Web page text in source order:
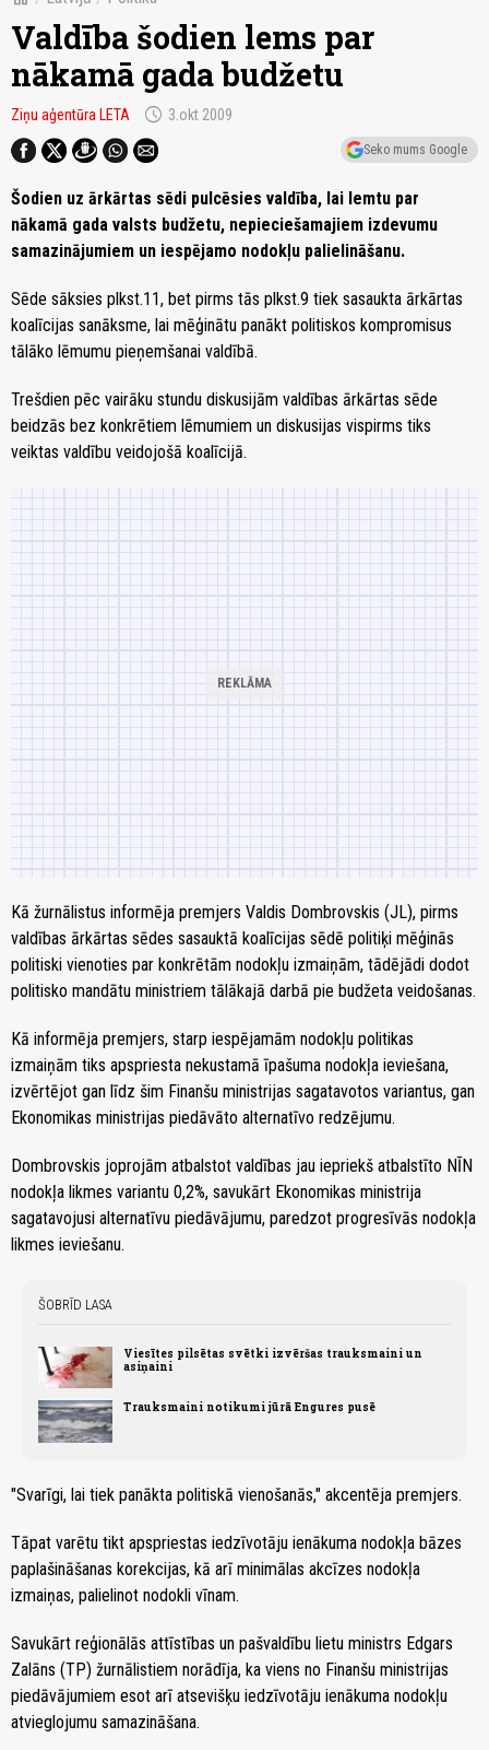
Valdība šodien lems par
nākamā gada budžetu
Ziņu aģentūra LETA schedule 3.okt 2009
Seko mums Google
Šodien uz ārkārtas sēdi pulcēsies valdība, lai lemtu par
nākamā gada valsts budžetu, nepieciešamajiem izdevumu
samazinājumiem un iespējamo nodokļu palielināšanu.
Sēde sāksies plkst.11, bet pirms tās plkst.9 tiek sasaukta ārkārtas
koalīcijas sanāksme, lai mēģinātu panākt politiskos kompromisus
tālāko lēmumu pieņemšanai valdībā.
Trešdien pēc vairāku stundu diskusijām valdības ārkārtas sēde
beidzās bez konkrētiem lēmumiem un diskusijas vispirms tiks
veiktas valdību veidojošā koalīcijā.
Kā žurnālistus informēja premjers Valdis Dombrovskis (JL), pirms
valdības ārkārtas sēdes sasauktā koalīcijas sēdē politiķi mēģinās
politiski vienoties par konkrētām nodokļu izmaiņām, tādējādi dodot
politisko mandātu ministriem tālākajā darbā pie budžeta veidošanas.
Kā informēja premjers, starp iespējamām nodokļu politikas
izmaiņām tiks apspriesta nekustamā īpašuma nodokļa ieviešana,
izvērtējot gan līdz šim Finanšu ministrijas sagatavotos variantus, gan
Ekonomikas ministrijas piedāvāto alternatīvo redzējumu.
Dombrovskis joprojām atbalstot valdības jau iepriekš atbalstīto NĪN
nodokļa likmes variantu 0,2%, savukārt Ekonomikas ministrija
sagatavojusi alternatīvu piedāvājumu, paredzot progresīvās nodokļa
likmes ieviešanu.
ŠOBRĪD LASA
Viesītes pilsētas svētki izvēršas trauksmaini un
asiņaini
Trauksmaini notikumi jūrā Engures pusē
"Svarīgi, lai tiek panākta politiskā vienošanās," akcentēja premjers.
Tāpat varētu tikt apspriestas iedzīvotāju ienākuma nodokļa bāzes
paplašināšanas korekcijas, kā arī minimālas akcīzes nodokļa
izmaiņas, palielinot nodokli vīnam.
Savukārt reģionālās attīstības un pašvaldību lietu ministrs Edgars
Zalāns (TP) žurnālistiem norādīja, ka viens no Finanšu ministrijas
piedāvājumiem esot arī atsevišķu iedzīvotāju ienākuma nodokļu
atvieglojumu samazināšana.